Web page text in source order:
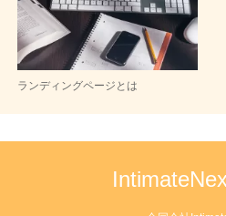
ランディングページとは